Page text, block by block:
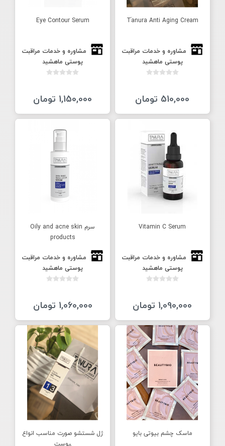
Tَanura Anti Aging Cream
مشاوره و خدمات مراقبت
پوستی ماهشید
510,000 تومان
Eye Contour Serum
مشاوره و خدمات مراقبت
پوستی ماهشید
1,150,000 تومان
Vitamin C Serum
مشاوره و خدمات مراقبت
پوستی ماهشید
1,090,000 تومان
سرم Oily and acne skin
products
مشاوره و خدمات مراقبت
پوستی ماهشید
1,060,000 تومان
ماسک چشم بیوتی بایو
ژل شستشو صورت مناسب انواع
‍‍‍‍‍پوست